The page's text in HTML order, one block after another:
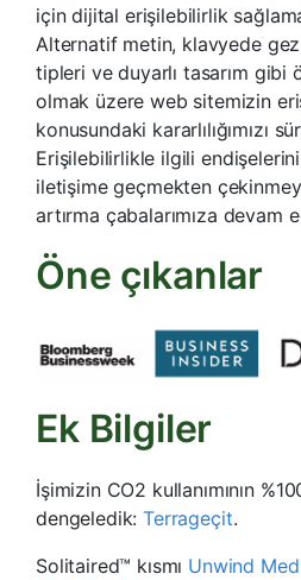
için dijital erişilebilirlik
Alternatif metin, klavyede
tipleri ve duyarlı tasarım gibi
olmak üzere web sitemizin
konusundaki kararlılığımızı
Erişilebilirlikle ilgili
iletişime geçmekten
artırma çabalarımıza devam
Öne çıkanlar
Ek Bilgiler
İşimizin CO2 kullanımının
dengeledik:Terrageçit.
Solitaired™ kısmı Unwind